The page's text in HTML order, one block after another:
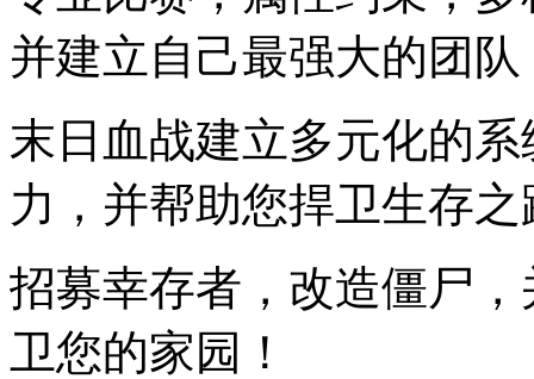
并建立自己最强大的团队
末日血战建立多元化的
力，并帮助您捍卫生存之
招募幸存者，改造僵尸
卫您的家园！